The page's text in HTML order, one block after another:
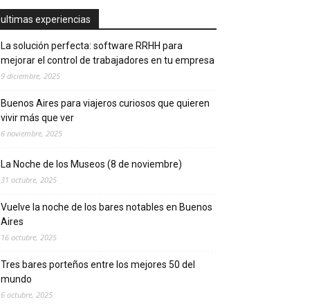
ultimas experiencias
La solución perfecta: software RRHH para
mejorar el control de trabajadores en tu empresa
9 diciembre, 2025
Buenos Aires para viajeros curiosos que quieren
vivir más que ver
6 noviembre, 2025
La Noche de los Museos (8 de noviembre)
31 octubre, 2025
Vuelve la noche de los bares notables en Buenos
Aires
16 octubre, 2025
Tres bares porteños entre los mejores 50 del
mundo
6 octubre, 2025